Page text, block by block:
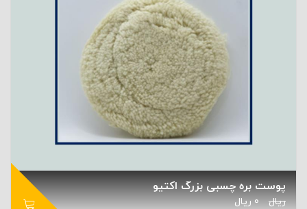
پوست بره چسبی بزرگ اکتیو
ریال 0 ریال